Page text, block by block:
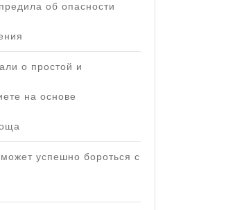
об опасности
о простой и
на основе
успешно бороться с